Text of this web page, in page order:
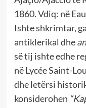
1860. Vdiq: në
Ishte shkrimtar,
antiklerikal dhe
së tij ishte edhe
në Lycée Saint-
dhe letërsi
konsiderohen